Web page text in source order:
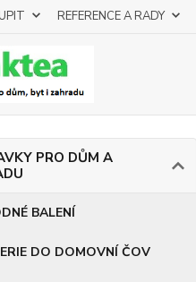
REFERENCE A RADY
PRO DŮM A
BALENÍ
DO DOMOVNÍ ČOV